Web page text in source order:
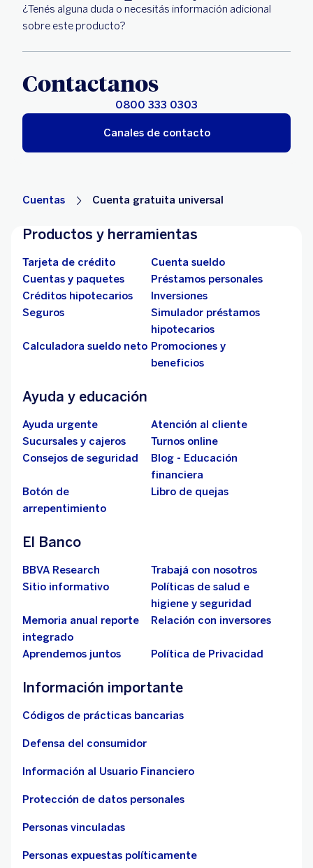
¿Tenés alguna duda o necesitás información adicional
sobre este producto?
Contactanos
0800 333 0303
Canales de contacto
Cuentas Cuenta gratuita universal
Productos y herramientas
Tarjeta de crédito
Cuenta sueldo
Cuentas y paquetes
Préstamos personales
Créditos hipotecarios
Inversiones
Seguros
Simulador préstamos
hipotecarios
Calculadora sueldo neto Promociones y
beneficios
Ayuda y educación
Ayuda urgente
Atención al cliente
Sucursales y cajeros
Turnos online
Consejos de seguridad
Blog - Educación
financiera
Botón de
arrepentimiento
Libro de quejas
El Banco
BBVA Research
Trabajá con nosotros
Sitio informativo
Políticas de salud e
higiene y seguridad
Memoria anual reporte
integrado
Relación con inversores
Aprendemos juntos Política de Privacidad
Información importante
Códigos de prácticas bancarias
Defensa del consumidor
Información al Usuario Financiero
Protección de datos personales
Personas vinculadas
Personas expuestas políticamente